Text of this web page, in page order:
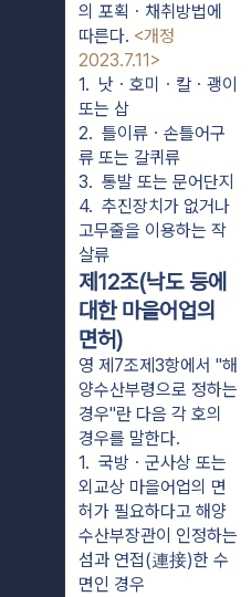
의 포획ㆍ채취방법에
따른다. <개정
2023.7.11>
1.  낫ㆍ호미ㆍ칼ㆍ괭이
또는 삽
2.  틀이류ㆍ손틀어구
류 또는 갈퀴류
3.  통발 또는 문어단지
4.  추진장치가 없거나
고무줄을 이용하는 작
살류
제12조(낙도 등에
대한 마을어업의
면허)
영 제7조제3항에서 "해
양수산부령으로 정하는
경우"란 다음 각 호의
경우를 말한다.
1.  국방ㆍ군사상 또는
외교상 마을어업의 면
허가 필요하다고 해양
수산부장관이 인정하는
섬과 연접(連接)한 수
면인 경우